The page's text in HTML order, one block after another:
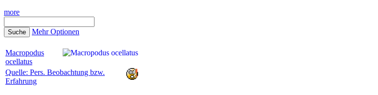
more
Mehr Optionen
Macropodus
ocellatus
Quelle: Pers. Beobachtung bzw.
Erfahrung